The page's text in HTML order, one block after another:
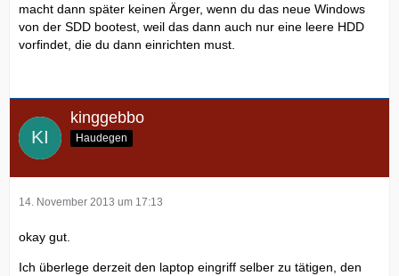
macht dann später keinen Ärger, wenn du das neue Windows
von der SDD bootest, weil das dann auch nur eine leere HDD
vorfindet, die du dann einrichten must.
kinggebbo
Haudegen
14. November 2013 um 17:13
okay gut.
Ich überlege derzeit den laptop eingriff selber zu tätigen, den